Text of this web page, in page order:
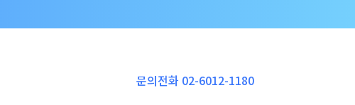
문의전화 02-6012-1180